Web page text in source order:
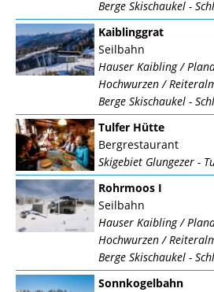
Berge Skischaukel -
Kaiblinggrat
Seilbahn
Hauser Kaibling /
Hochwurzen /
Berge Skischaukel -
Tulfer Hütte
Bergrestaurant
Skigebiet Glungezer -
Rohrmoos I
Seilbahn
Hauser Kaibling /
Hochwurzen /
Berge Skischaukel -
Sonnkogelbahn